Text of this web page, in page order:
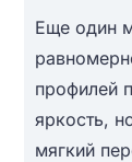
Еще один
профилей
яркость,
мягкий